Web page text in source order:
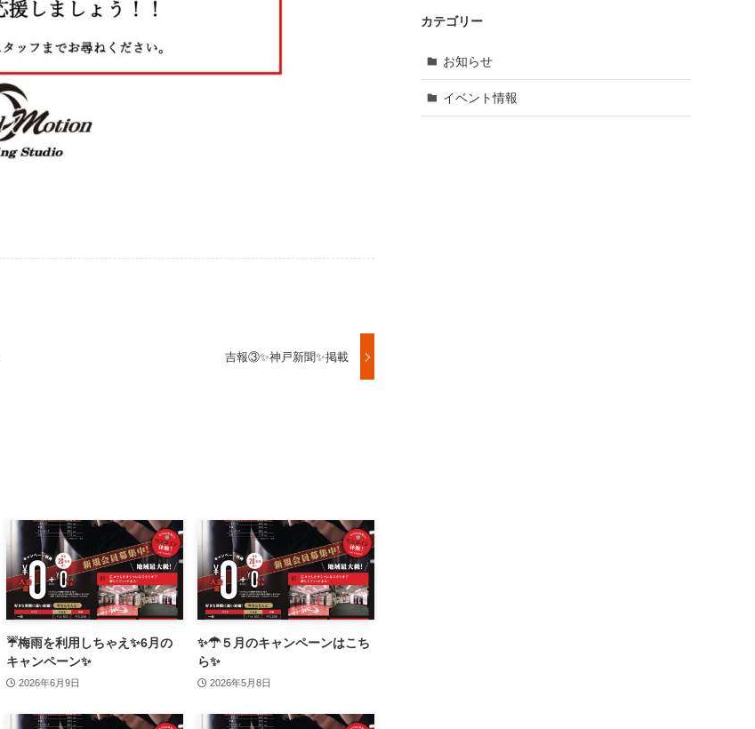
吉報③✨神戸新聞✨掲載
☔梅雨を利用しちゃえ✨6月の
キャンペーン✨
2026年6月9日
✨☂５月のキャンペーンはこち
ら✨
2026年5月8日
カテゴリー
お知らせ
イベント情報